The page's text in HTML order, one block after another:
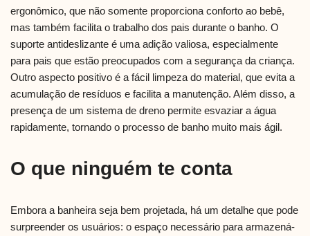
ergonômico, que não somente proporciona conforto ao bebê,
mas também facilita o trabalho dos pais durante o banho. O
suporte antideslizante é uma adição valiosa, especialmente
para pais que estão preocupados com a segurança da criança.
Outro aspecto positivo é a fácil limpeza do material, que evita a
acumulação de resíduos e facilita a manutenção. Além disso, a
presença de um sistema de dreno permite esvaziar a água
rapidamente, tornando o processo de banho muito mais ágil.
O que ninguém te conta
Embora a banheira seja bem projetada, há um detalhe que pode
surpreender os usuários: o espaço necessário para armazená-